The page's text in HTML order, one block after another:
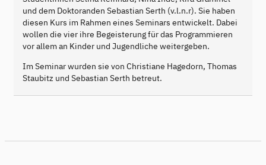
und dem Doktoranden Sebastian Serth (v.l.n.r). Sie haben
diesen Kurs im Rahmen eines Seminars entwickelt. Dabei
wollen die vier ihre Begeisterung für das Programmieren
vor allem an Kinder und Jugendliche weitergeben.
Im Seminar wurden sie von Christiane Hagedorn, Thomas
Staubitz und Sebastian Serth betreut.